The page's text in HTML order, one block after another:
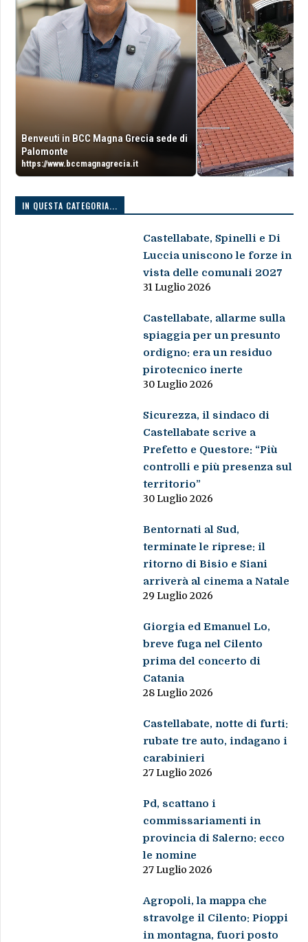
Benveuti in BCC Magna Grecia sede di
Palomonte
https://www.bccmagnagrecia.it
IN QUESTA CATEGORIA...
Castellabate, Spinelli e Di
Luccia uniscono le forze in
vista delle comunali 2027
31 Luglio 2026
Castellabate, allarme sulla
spiaggia per un presunto
ordigno: era un residuo
pirotecnico inerte
30 Luglio 2026
Sicurezza, il sindaco di
Castellabate scrive a
Prefetto e Questore: “Più
controlli e più presenza sul
territorio”
30 Luglio 2026
Bentornati al Sud,
terminate le riprese: il
ritorno di Bisio e Siani
arriverà al cinema a Natale
29 Luglio 2026
Giorgia ed Emanuel Lo,
breve fuga nel Cilento
prima del concerto di
Catania
28 Luglio 2026
Castellabate, notte di furti:
rubate tre auto, indagano i
carabinieri
27 Luglio 2026
Pd, scattano i
commissariamenti in
provincia di Salerno: ecco
le nomine
27 Luglio 2026
Agropoli, la mappa che
stravolge il Cilento: Pioppi
in montagna, fuori posto